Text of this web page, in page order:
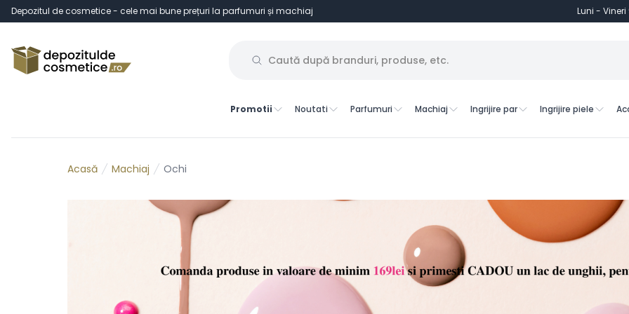
Depozitul de cosmetice - cele mai bune prețuri la parfumuri și machiaj Luni - Vineri
Promotii Noutati Parfumuri Machiaj Ingrijire par Ingrijire piele
Acasă Machiaj Ochi